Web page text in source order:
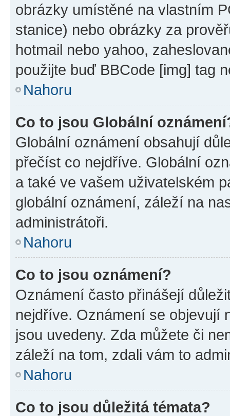
obrázky umístěné na vlastním
stanice) nebo obrázky za
hotmail nebo yahoo,
použijte buď BBCode [img] tag
Nahoru
Co to jsou Globální
Globální oznámení obsahují
přečíst co nejdříve. Globální
a také ve vašem uživatelském
globální oznámení, záleží na
administrátoři.
Nahoru
Co to jsou oznámení?
Oznámení často přinášejí
nejdříve. Oznámení se objevují
jsou uvedeny. Zda můžete či
záleží na tom, zdali vám to
Nahoru
Co to jsou důležitá témata?